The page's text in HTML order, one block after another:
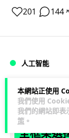
本網站正使用
我們使用
我們的網站即表
策 。
201 144 ↗
人工智能
Lawton 1 日
白宮拒測
全框架選